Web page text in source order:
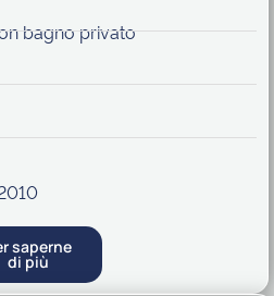
bagno privato
saperne
di più